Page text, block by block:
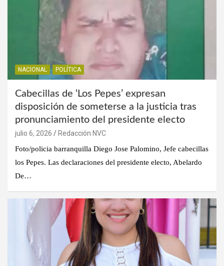
NACIONAL POLÍTICA
Cabecillas de ‘Los Pepes’ expresan
disposición de someterse a la justicia tras
pronunciamiento del presidente electo
julio 6, 2026
Redacción NVC
Foto/policia barranquilla Diego Jose Palomino, Jefe cabecillas
los Pepes. Las declaraciones del presidente electo, Abelardo
De…